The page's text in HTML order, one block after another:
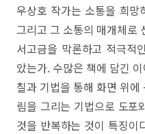
우상호 작가는 소통을 희
그리고 그 소통의 매개체로
서고금을 막론하고 적극적
았는가. 수많은 책에 담긴
칠과 기법을 통해 화면 위
림을 그리는 기법으로 도포
것을 반복하는 것이 특징